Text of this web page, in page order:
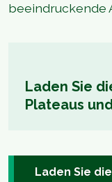
beeindruckende
Laden Sie
Plateaus
Laden Sie